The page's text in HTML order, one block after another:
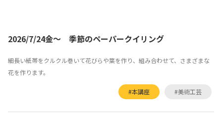
2026/7/24金～ 季節のペーパークイリング
細長い紙帯をクルクル巻いて花びらや葉を作り、組み合わせて、さまざまな
花を作ります。
#本講座 #美術工芸